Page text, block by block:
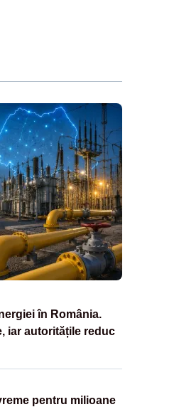
în România.
iar autoritățile reduc
pentru milioane